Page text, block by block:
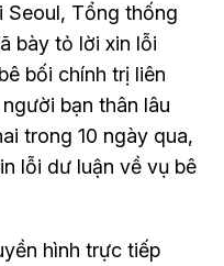
Seoul, Tổng thống
bày tỏ lời xin lỗi
bối chính trị liên
bạn thân lâu
trong 10 ngày qua,
lỗi dư luận về vụ bê
hình trực tiếp